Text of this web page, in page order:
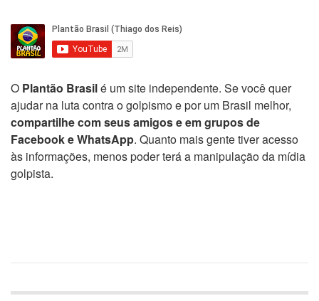
O Plantão Brasilé um site independente. Se você quer
ajudar na luta contra o golpismo e por um Brasil melhor,
compartilhe com seus amigos e em grupos de
Facebook e WhatsApp. Quanto mais gente tiver acesso
às informações, menos poder terá a manipulação da mídia
golpista.